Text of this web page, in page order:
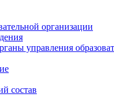
организации
управления
состав